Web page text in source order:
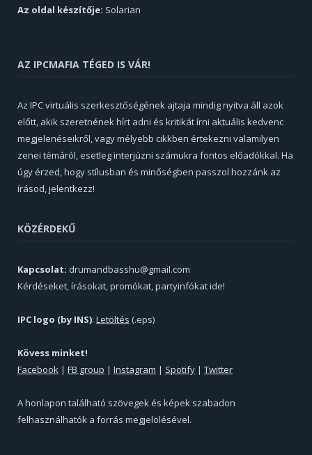
Az oldal készítője: Solarian
AZ IPCMAFIA TÉGED IS VÁR!
Az IPC virtuális szerkesztőségének ajtaja mindig nyitva áll azok
előtt, akik szeretnének hírt adni és kritikát írni aktuális kedvenc
megjelenéseikről, vagy mélyebb cikkben értekezni valamilyen
zenei témáról, esetleg interjúzni számukra fontos előadókkal. Ha
úgy érzed, hogy stílusban és minőségben passzol hozzánk az
írásod, jelentkezz!
KÖZÉRDEKŰ
Kapcsolat: drumandbasshu@gmail.com
Kérdéseket, írásokat, promókat, partyinfókat ide!
IPC logo (by INS): Letöltés (.eps)
Kövess minket!
Facebook | FB group | Instagram | Spotify | Twitter
A honlapon található szövegek és képek szabadon
felhasználhatók a forrás megjelölésével.